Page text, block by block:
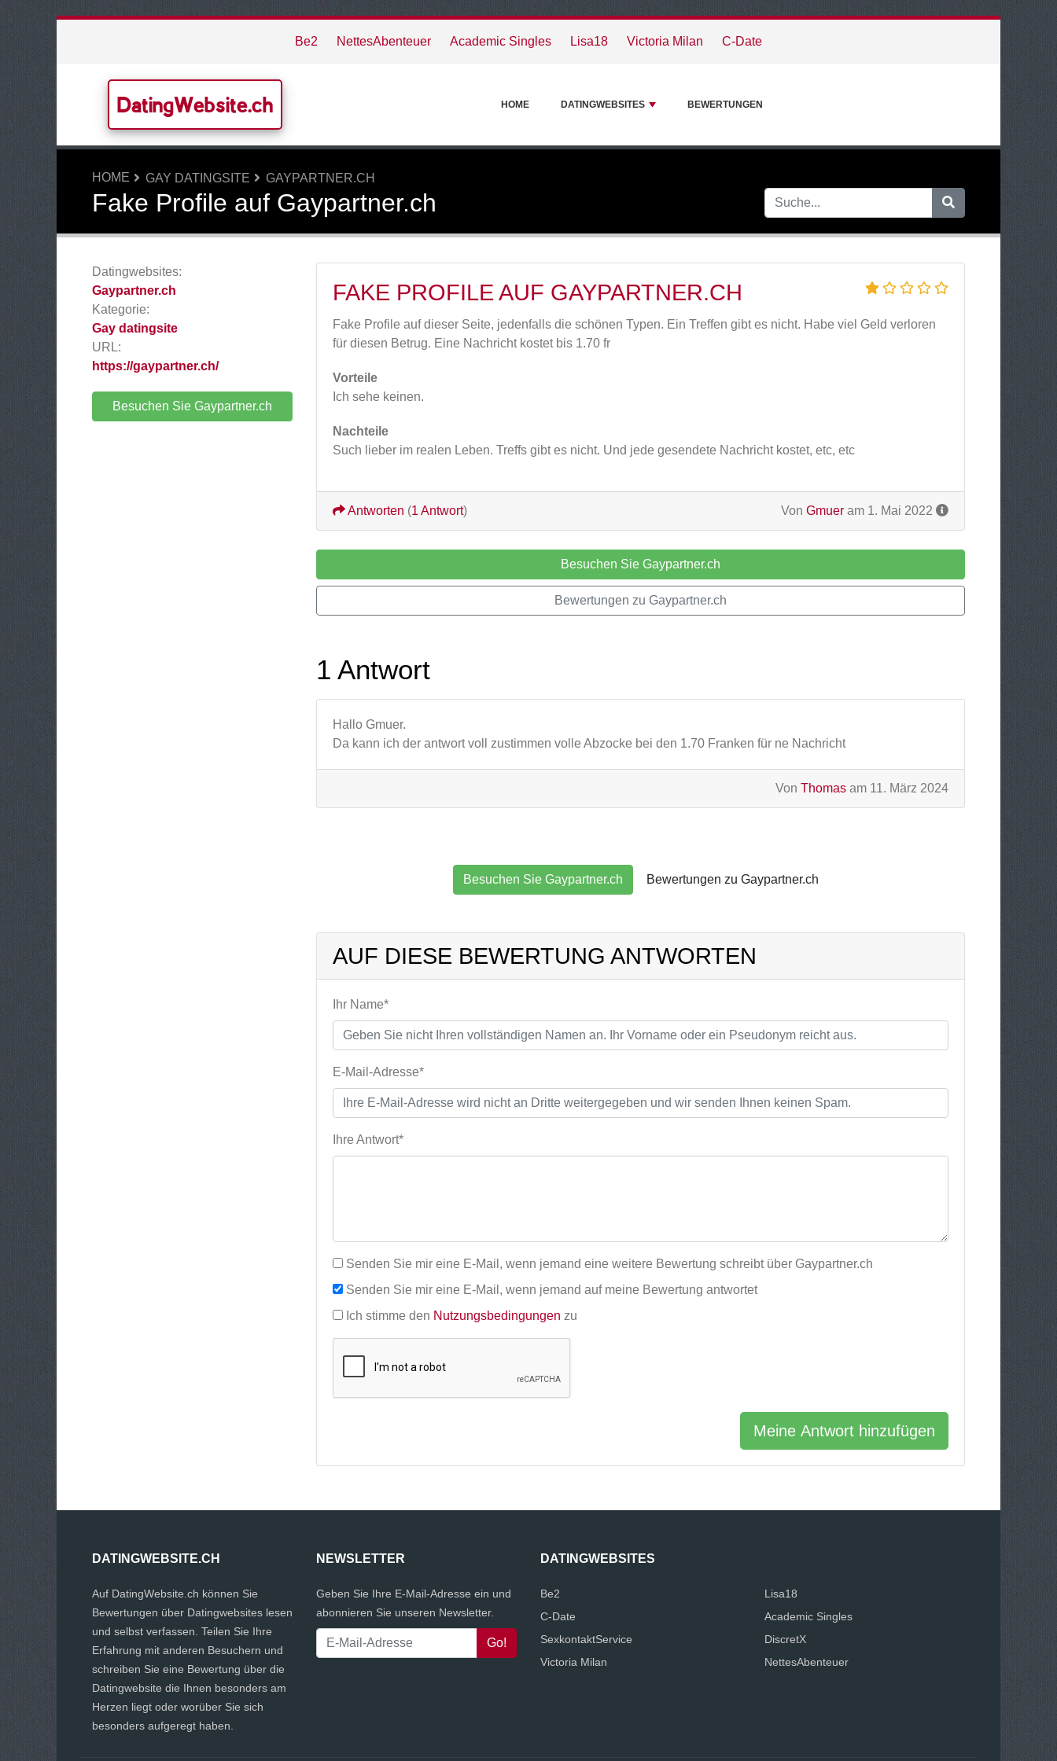
Be2 NettesAbenteuer Academic Singles Lisa18 Victoria Milan C-Date
DatingWebsite.ch HOME DATINGWEBSITES BEWERTUNGEN
HOME GAY DATINGSITE GAYPARTNER.CH
Fake Profile auf Gaypartner.ch
Datingwebsites:
Gaypartner.ch
Kategorie:
Gay datingsite
URL:
https://gaypartner.ch/
Besuchen Sie Gaypartner.ch
FAKE PROFILE AUF GAYPARTNER.CH
Fake Profile auf dieser Seite, jedenfalls die schönen Typen. Ein Treffen gibt es nicht. Habe viel Geld verloren
für diesen Betrug. Eine Nachricht kostet bis 1.70 fr
Vorteile
Ich sehe keinen.
Nachteile
Such lieber im realen Leben. Treffs gibt es nicht. Und jede gesendete Nachricht kostet, etc, etc
Von Gmuer am 1. Mai 2022
Antworten (1 Antwort)
Besuchen Sie Gaypartner.ch
Bewertungen zu Gaypartner.ch
1 Antwort
Hallo Gmuer.
Da kann ich der antwort voll zustimmen volle Abzocke bei den 1.70 Franken für ne Nachricht
Von Thomas am 11. März 2024
Besuchen Sie Gaypartner.ch Bewertungen zu Gaypartner.ch
AUF DIESE BEWERTUNG ANTWORTEN
Ihr Name*
E-Mail-Adresse*
Ihre Antwort*
Senden Sie mir eine E-Mail, wenn jemand eine weitere Bewertung schreibt über Gaypartner.ch
Senden Sie mir eine E-Mail, wenn jemand auf meine Bewertung antwortet
Ich stimme den Nutzungsbedingungen zu
Meine Antwort hinzufügen
DATINGWEBSITE.CH
Auf DatingWebsite.ch können Sie
Bewertungen über Datingwebsites lesen
und selbst verfassen. Teilen Sie Ihre
Erfahrung mit anderen Besuchern und
schreiben Sie eine Bewertung über die
Datingwebsite die Ihnen besonders am
Herzen liegt oder worüber Sie sich
besonders aufgeregt haben.
NEWSLETTER
Geben Sie Ihre E-Mail-Adresse ein und
abonnieren Sie unseren Newsletter.
DATINGWEBSITES
Be2
C-Date
SexkontaktService
Victoria Milan
Lisa18
Academic Singles
DiscretX
NettesAbenteuer